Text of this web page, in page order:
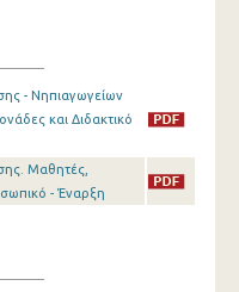
- Νηπιαγωγείων
και Διδακτικό
Μαθητές,
- Έναρξη